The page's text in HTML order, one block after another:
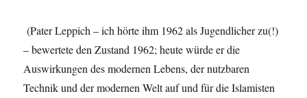
(Pater Leppich – ich hörte ihm 1962 als Jugendlicher zu(!)
– bewertete den Zustand 1962; heute würde er die
Auswirkungen des modernen Lebens, der nutzbaren
Technik und der modernen Welt auf und für die Islamisten